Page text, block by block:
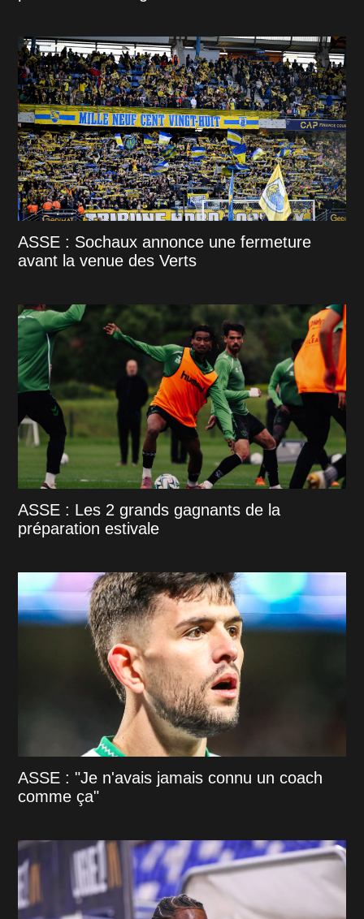
ASSE : Sochaux annonce une fermeture
avant la venue des Verts
ASSE : Les 2 grands gagnants de la
préparation estivale
ASSE : "Je n'avais jamais connu un coach
comme ça"